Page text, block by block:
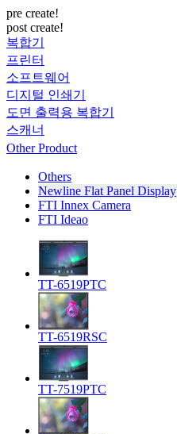
pre create!
post create!
복합기
프린터
소프트웨어
디지털 인쇄기
도면 출력용 복합기
스캐너
Other Product
Others
Newline Flat Panel Display
FTI Innex Camera
FTI Ideao
TT-6519PTC
TT-6519RSC
TT-7519PTC